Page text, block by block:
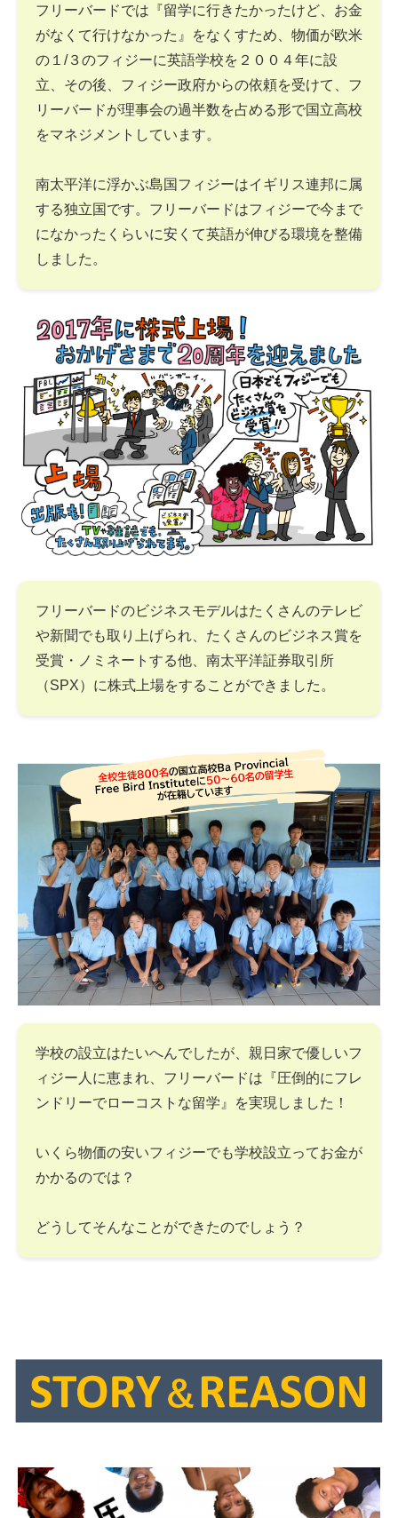
フリーバードでは『留学に行きたかったけど、お金
がなくて行けなかった』をなくすため、物価が欧米
の１/３のフィジーに英語学校を２００４年に設
立、その後、フィジー政府からの依頼を受けて、フ
リーバードが理事会の過半数を占める形で国立高校
をマネジメントしています。
南太平洋に浮かぶ島国フィジーはイギリス連邦に属
する独立国です。フリーバードはフィジーで今まで
になかったくらいに安くて英語が伸びる環境を整備
しました。
フリーバードのビジネスモデルはたくさんのテレビ
や新聞でも取り上げられ、たくさんのビジネス賞を
受賞・ノミネートする他、南太平洋証券取引所
（SPX）に株式上場をすることができました。
学校の設立はたいへんでしたが、親日家で優しいフ
ィジー人に恵まれ、フリーバードは『圧倒的にフレ
ンドリーでローコストな留学』を実現しました！
いくら物価の安いフィジーでも学校設立ってお金が
かかるのでは？
どうしてそんなことができたのでしょう？